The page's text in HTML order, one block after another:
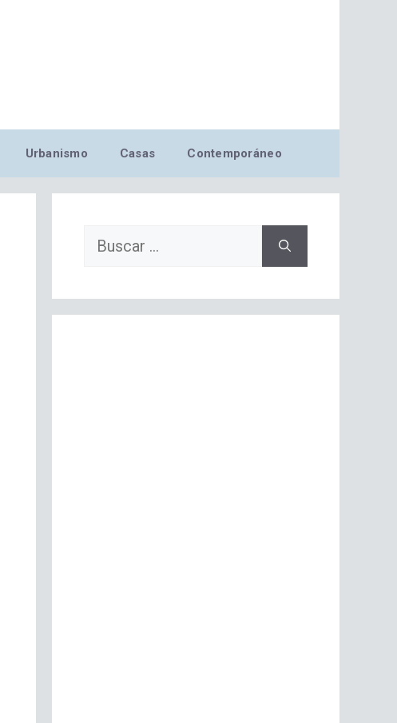
Urbanismo Casas Contemporáneo
Buscar: